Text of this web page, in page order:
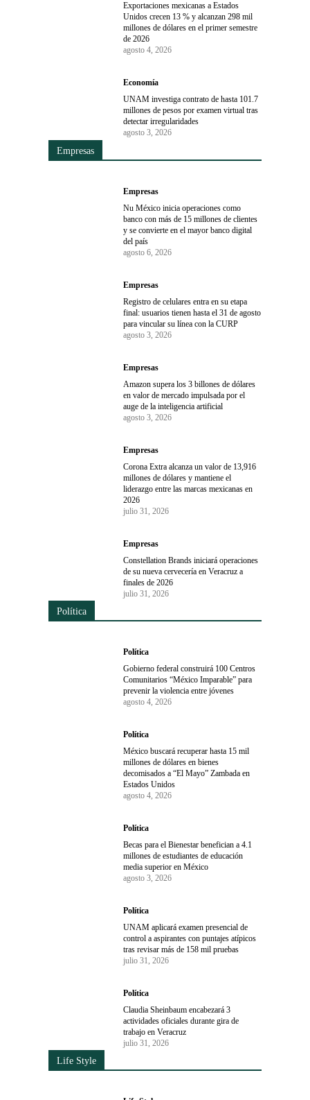
Exportaciones mexicanas a Estados
Unidos crecen 13 % y alcanzan 298 mil
millones de dólares en el primer semestre
de 2026
agosto 4, 2026
Economía
UNAM investiga contrato de hasta 101.7
millones de pesos por examen virtual tras
detectar irregularidades
agosto 3, 2026
Empresas
Empresas
Nu México inicia operaciones como
banco con más de 15 millones de clientes
y se convierte en el mayor banco digital
del país
agosto 6, 2026
Empresas
Registro de celulares entra en su etapa
final: usuarios tienen hasta el 31 de agosto
para vincular su línea con la CURP
agosto 3, 2026
Empresas
Amazon supera los 3 billones de dólares
en valor de mercado impulsada por el
auge de la inteligencia artificial
agosto 3, 2026
Empresas
Corona Extra alcanza un valor de 13,916
millones de dólares y mantiene el
liderazgo entre las marcas mexicanas en
2026
julio 31, 2026
Empresas
Constellation Brands iniciará operaciones
de su nueva cervecería en Veracruz a
finales de 2026
julio 31, 2026
Política
Política
Gobierno federal construirá 100 Centros
Comunitarios “México Imparable” para
prevenir la violencia entre jóvenes
agosto 4, 2026
Política
México buscará recuperar hasta 15 mil
millones de dólares en bienes
decomisados a “El Mayo” Zambada en
Estados Unidos
agosto 4, 2026
Política
Becas para el Bienestar benefician a 4.1
millones de estudiantes de educación
media superior en México
agosto 3, 2026
Política
UNAM aplicará examen presencial de
control a aspirantes con puntajes atípicos
tras revisar más de 158 mil pruebas
julio 31, 2026
Política
Claudia Sheinbaum encabezará 3
actividades oficiales durante gira de
trabajo en Veracruz
julio 31, 2026
Life Style